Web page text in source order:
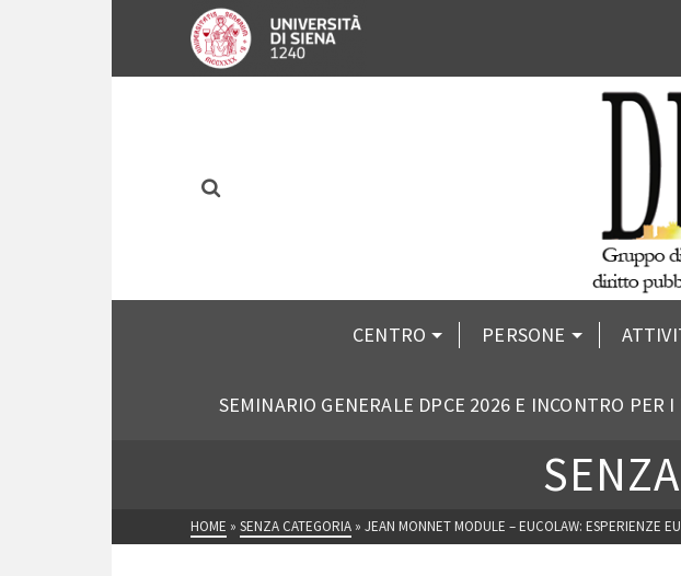
CENTRO PERSONE
SEMINARIO GENERALE DPCE 2026 E INCONTRO
HOME » SENZA CATEGORIA » JEAN MONNET MODULE – EUCOLAW: ESPERIENZE